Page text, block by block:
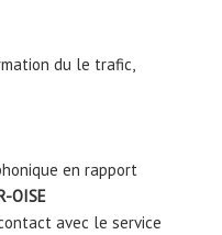
du le trafic,
en rapport
OISE
avec le service